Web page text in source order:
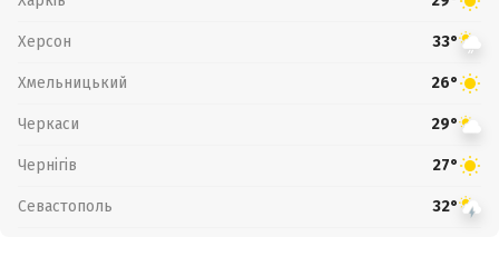
Херсон 33°
Хмельницький 26°
Черкаси 29°
Чернігів 27°
Севастополь 32°